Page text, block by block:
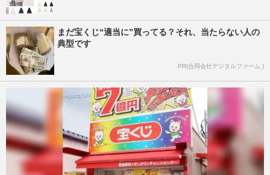
まだ宝くじ“適当に”買ってる？それ、当たらない人の
典型です
PR(合同会社デジタルファーム )